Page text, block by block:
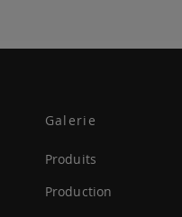
Galerie
Produits
Production